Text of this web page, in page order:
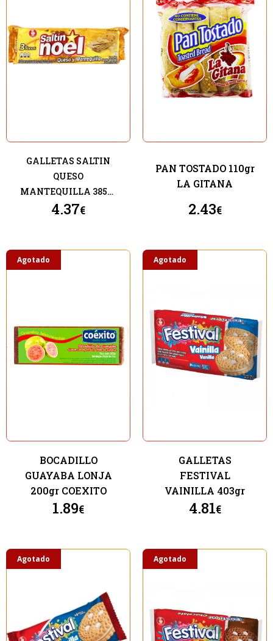
GALLETAS SALTIN
QUESO
MANTEQUILLA 385gr
NOEL
4.37€
PAN TOSTADO 110gr
LA GITANA
2.43€
Agotado
BOCADILLO
GUAYABA LONJA
200gr COEXITO
1.89€
Agotado
GALLETAS
FESTIVAL
VAINILLA 403gr
4.81€
Agotado Agotado